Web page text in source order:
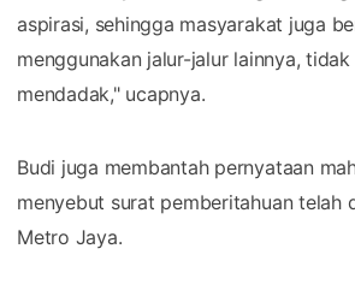
aspirasi, sehingga masyarakat juga
menggunakan jalur-jalur lainnya, tidak
mendadak," ucapnya.
Budi juga membantah pernyataan
menyebut surat pemberitahuan telah
Metro Jaya.